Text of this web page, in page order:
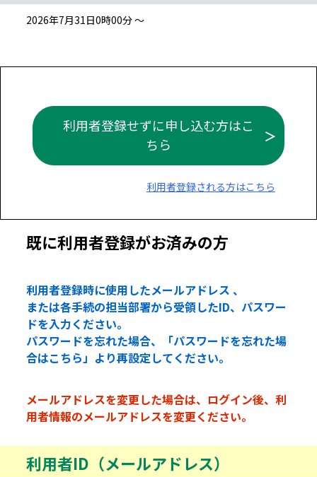
2026年7月31日0時00分 ～
利用者登録せずに申し込む方はこ
ちら
利用者登録される方はこちら
既に利用者登録がお済みの方
利用者登録時に使用したメールアドレス 、
または各手続の担当部署から受領したID、パスワー
ドを入力ください。
パスワードを忘れた場合、「パスワードを忘れた場
合はこちら」より再設定してください。
メールアドレスを変更した場合は、ログイン後、利
用者情報のメールアドレスを変更ください。
利用者ID（メールアドレス）